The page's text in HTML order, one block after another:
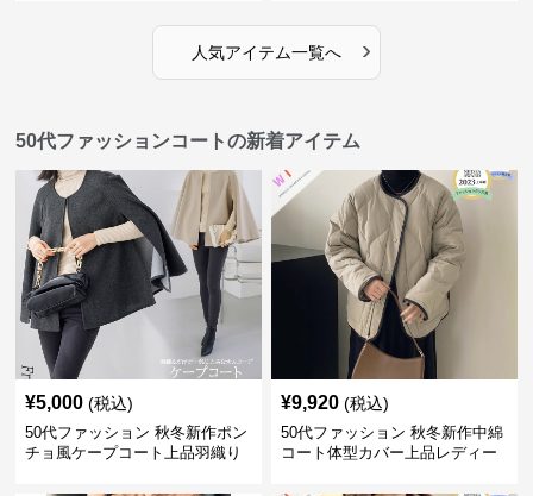
人気アイテム一覧へ ›
50代ファッションコートの新着アイテム
¥5,000 (税込)
50代ファッション 秋冬新作ポン
チョ風ケープコート上品羽織り
¥9,920 (税込)
50代ファッション 秋冬新作中綿
コート体型カバー上品レディー